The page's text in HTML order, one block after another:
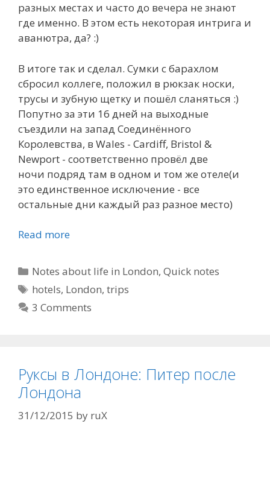
разных местах и часто до вечера не знают
где именно. В этом есть некоторая интрига и
аванютра, да? :)
В итоге так и сделал. Сумки с барахлом
сбросил коллеге, положил в рюкзак носки,
трусы и зубную щетку и пошёл сланяться :)
Попутно за эти 16 дней на выходные
съездили на запад Соединённого
Королевства, в Wales - Cardiff, Bristol &
Newport - соответственно провёл две
ночи подряд там в одном и том же отеле(и
это единственное исключение - все
остальные дни каждый раз разное место)
Read more
Categories
Notes about life in London,Quick notes
Tags
hotels, London,trips
3 Comments
Руксы в Лондоне: Питер после
Лондона
31/12/2015 by ruX